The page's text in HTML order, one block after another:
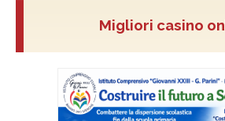
Migliori casino